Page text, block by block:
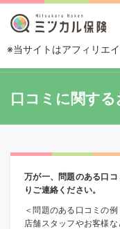
※当サイトはアフィリエ
口コミに関す
万が一、問題のある口
りご連絡ください。
＜問題のある口コミの例
店舗スタッフやお客様